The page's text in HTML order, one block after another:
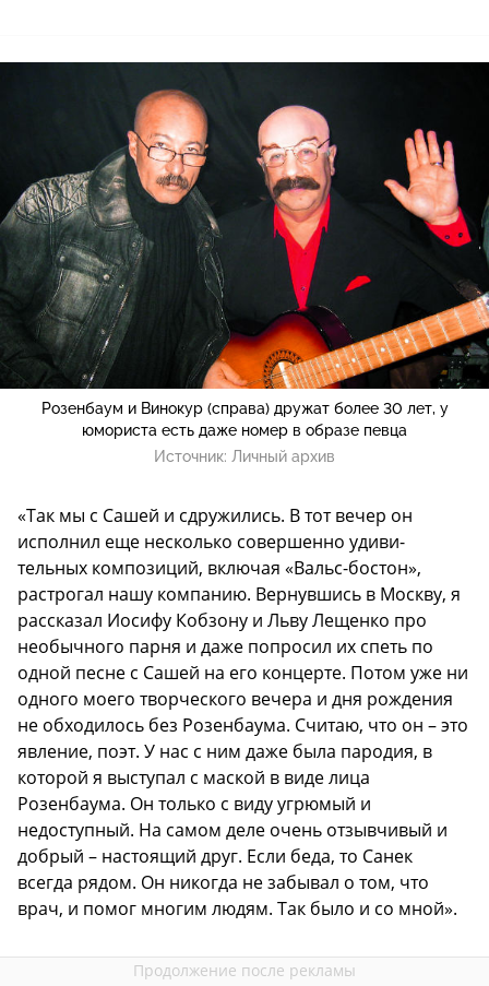
Розенбаум и Винокур (справа) дружат более 30 лет, у
юмориста есть даже номер в образе певца
Источник: Личный архив
«Так мы с Сашей и сдружились. В тот вечер он
исполнил еще несколько совершенно удиви-
тельных композиций, включая «Вальс-бостон»,
растрогал нашу компанию. Вернувшись в Москву, я
рассказал Иосифу Кобзону и Льву Лещенко про
необычного парня и даже попросил их спеть по
одной песне с Сашей на его концерте. Потом уже ни
одного моего творческого вечера и дня рождения
не обходилось без Розенбаума. Считаю, что он – это
явление, поэт. У нас с ним даже была пародия, в
которой я выступал с маской в виде лица
Розенбаума. Он только с виду угрюмый и
недоступный. На самом деле очень отзывчивый и
добрый – настоящий друг. Если беда, то Санек
всегда рядом. Он никогда не забывал о том, что
врач, и помог многим людям. Так было и со мной».